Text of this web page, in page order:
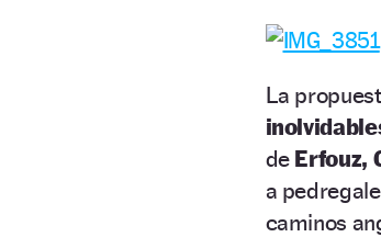
La
de Erfouz,
a
caminos